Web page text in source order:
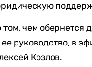
том, чем обернется
руководство, в
Козлов.